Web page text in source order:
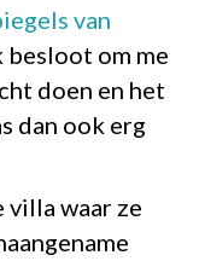
van
besloot om me
doen en het
dan ook erg
waar ze